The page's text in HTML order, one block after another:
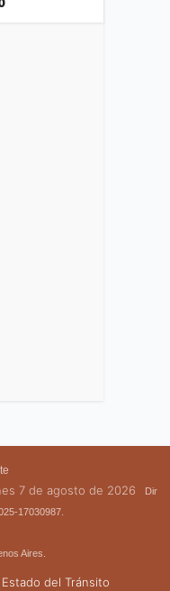
7 de agosto de 2026
Dir
17030987.
Aires.
Estado del Tránsito